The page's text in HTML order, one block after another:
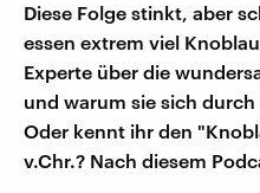
Diese Folge stinkt, aber
essen extrem viel
Experte über die
und warum sie sich
Oder kennt ihr den
v.Chr.? Nach diesem